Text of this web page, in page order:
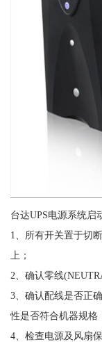
台达UPS电源系统启
1、所有开关置于切
上；
2、确认零线
3、确认配线是否正
性是否符合机器规格
4、检查电源及风扇